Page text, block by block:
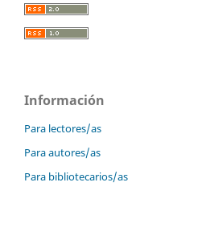
Información
Para lectores/as
Para autores/as
Para bibliotecarios/as